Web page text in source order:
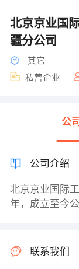
北京京业国
疆分公司
其它
私营企业
公
公司介绍
北京京业国际
年，成立至今
联系我们